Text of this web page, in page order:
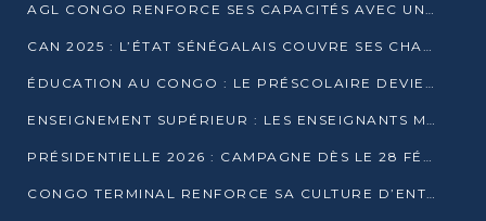
AGL CONGO RENFORCE SES CAPACITÉS AVEC UNE GRUE DE 250 TONNES
CAN 2025 : L’ÉTAT SÉNÉGALAIS COUVRE SES CHAMPIONS D’AFRIQUE DE RÉCOMPENSES EXCEPTIONNELLES
ÉDUCATION AU CONGO : LE PRÉSCOLAIRE DEVIENT OBLIGATOIRE, LE BTS CONSACRÉ DIPLÔME D’ÉTAT
ENSEIGNEMENT SUPÉRIEUR : LES ENSEIGNANTS MAINTIENNENT LA GRÈVE ET EXIGENT UN ACCORD ÉCRIT AVEC L’ÉTAT
PRÉSIDENTIELLE 2026 : CAMPAGNE DÈS LE 28 FÉVRIER, SCRUTIN LES 12 ET 15 MARS
CONGO TERMINAL RENFORCE SA CULTURE D’ENTREPRISE AVEC LE PROGRAMME « WIN TOGETHER »